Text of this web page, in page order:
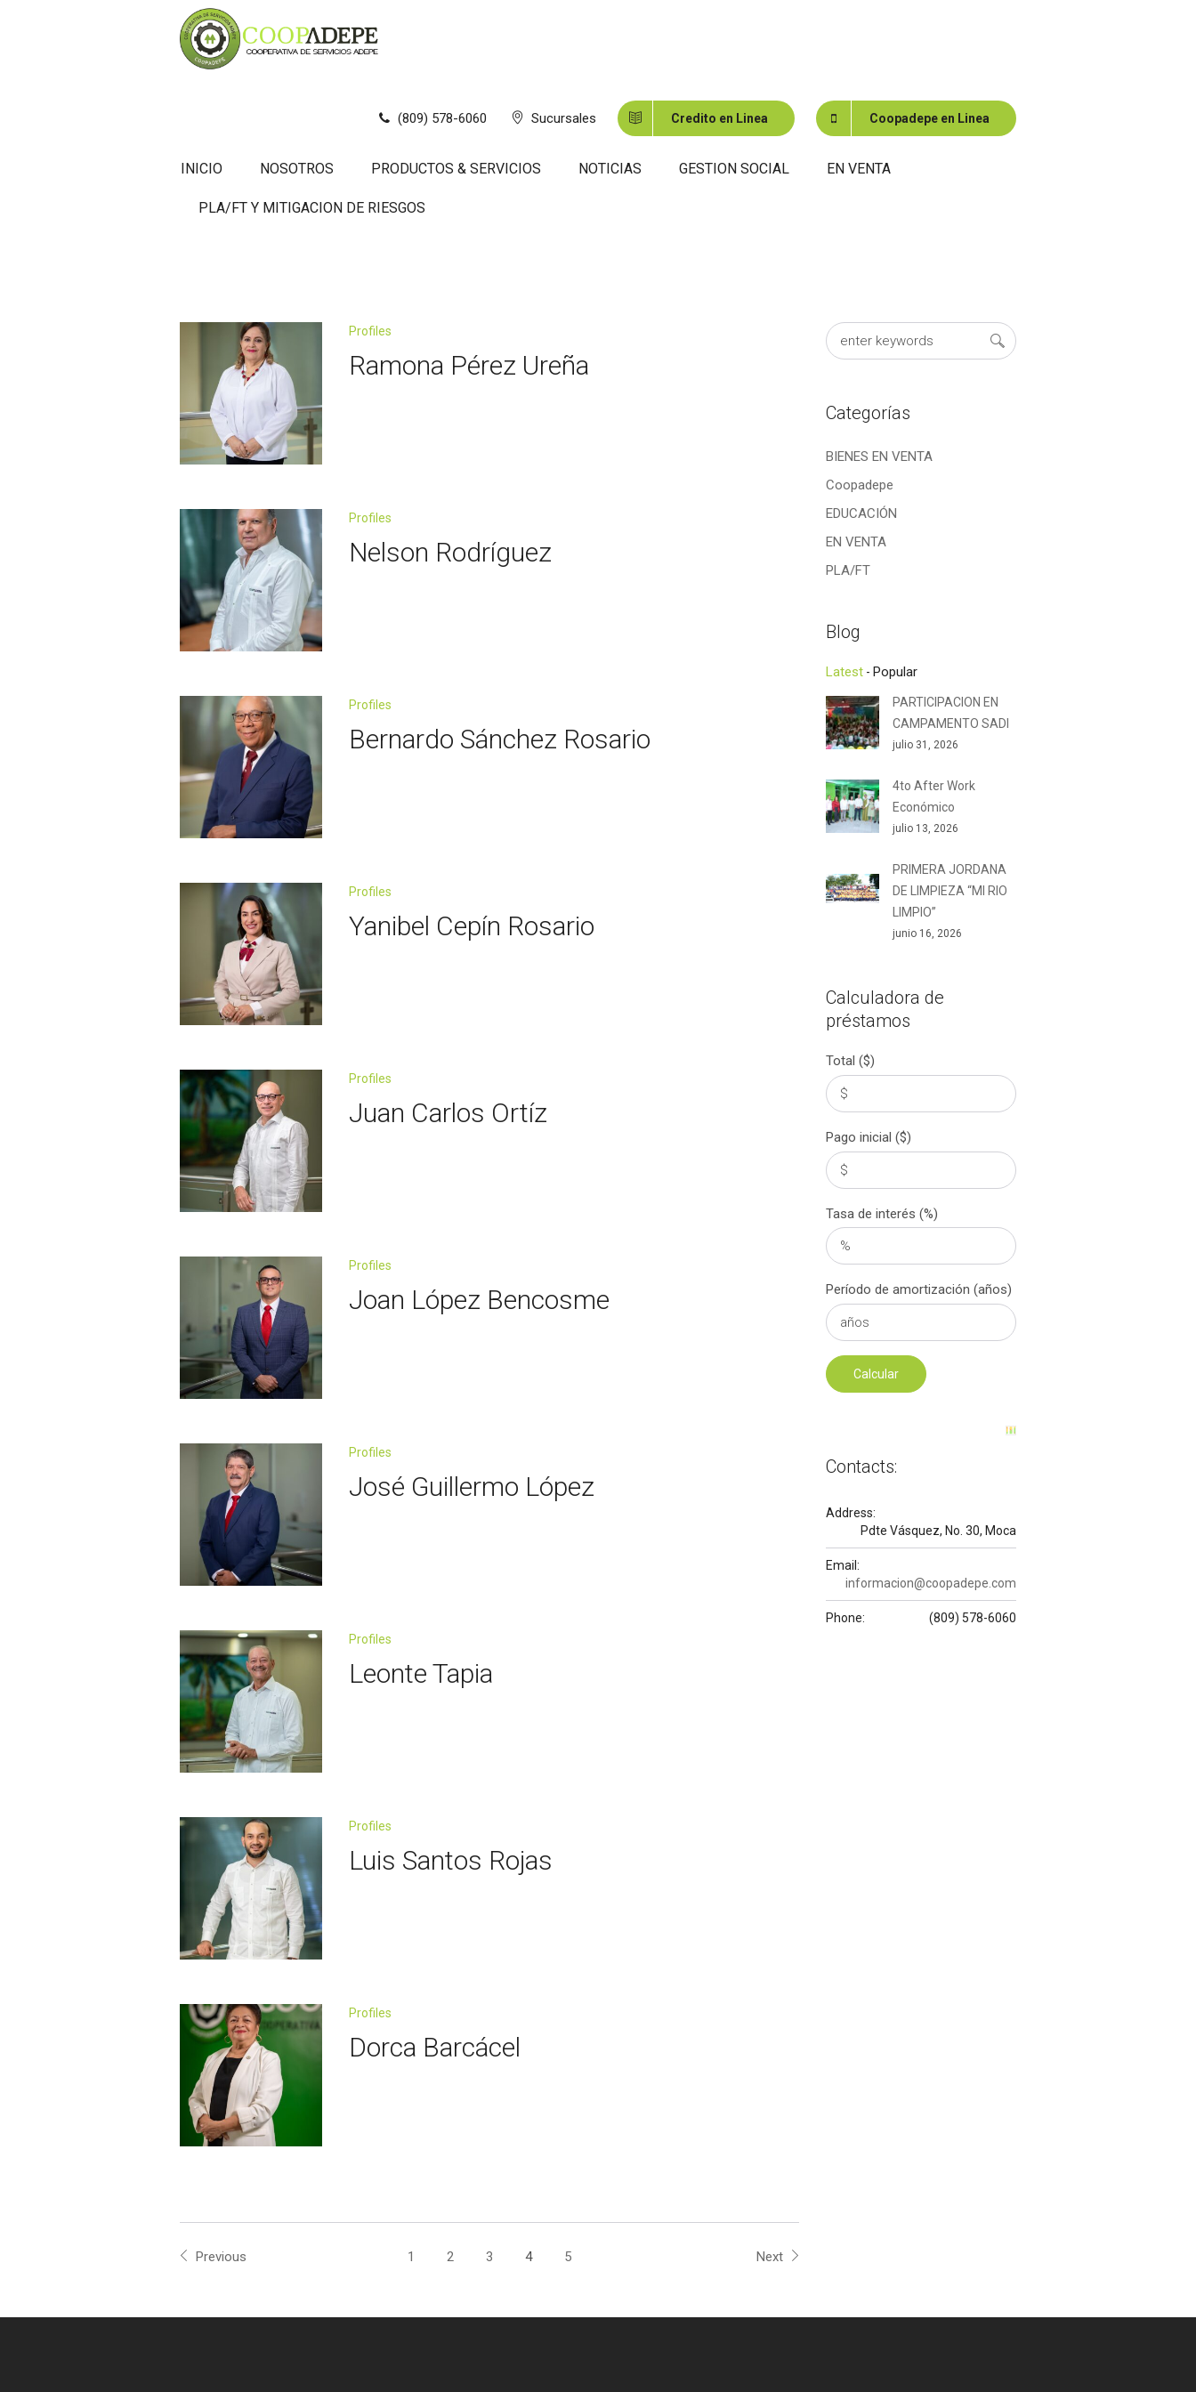
(809) 578-6060 Sucursales Credito en Linea Coopadepe en Linea
INICIO NOSOTROS PRODUCTOS & SERVICIOS NOTICIAS GESTION SOCIAL EN VENTA
PLA/FT Y MITIGACION DE RIESGOS
Archivos:Profiles
Profiles
Ramona Pérez Ureña
Profiles
Nelson Rodríguez
Profiles
Bernardo Sánchez Rosario
Profiles
Yanibel Cepín Rosario
Profiles
Juan Carlos Ortíz
Profiles
Joan López Bencosme
Profiles
José Guillermo López
Profiles
Leonte Tapia
Profiles
Luis Santos Rojas
Profiles
Dorca Barcácel
Previous 1 2 3 4 5 Next
Categorías
BIENES EN VENTA
Coopadepe
EDUCACIÓN
EN VENTA
PLA/FT
Blog
Latest Popular
PARTICIPACION EN
CAMPAMENTO SADI
julio 31, 2026
4to After Work
Económico
julio 13, 2026
PRIMERA JORDANA
DE LIMPIEZA “MI RIO
LIMPIO”
junio 16, 2026
Calculadora de
préstamos
Total ($)
Pago inicial ($)
Tasa de interés (%)
Período de amortización (años)
Contacts:
Address:
Pdte Vásquez, No. 30, Moca
Email:
informacion@coopadepe.com
Phone: (809) 578-6060